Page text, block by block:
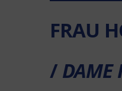
FRAU
/ DAME